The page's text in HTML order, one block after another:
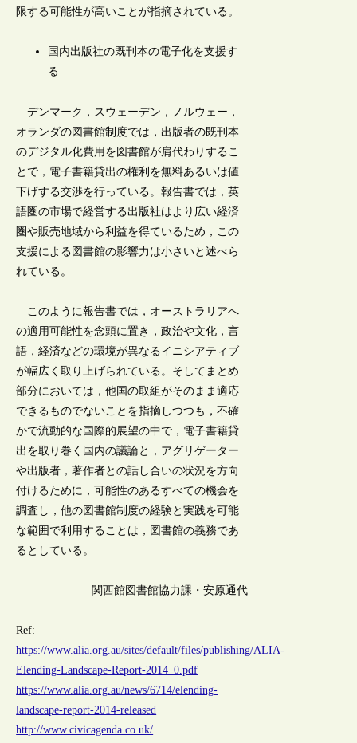
限する可能性が高いことが指摘されている。
国内出版社の既刊本の電子化を支援す
る
デンマーク，スウェーデン，ノルウェー，
オランダの図書館制度では，出版者の既刊本
のデジタル化費用を図書館が肩代わりするこ
とで，電子書籍貸出の権利を無料あるいは値
下げする交渉を行っている。報告書では，英
語圏の市場で経営する出版社はより広い経済
圏や販売地域から利益を得ているため，この
支援による図書館の影響力は小さいと述べら
れている。
このように報告書では，オーストラリアへ
の適用可能性を念頭に置き，政治や文化，言
語，経済などの環境が異なるイニシアティブ
が幅広く取り上げられている。そしてまとめ
部分においては，他国の取組がそのまま適応
できるものでないことを指摘しつつも，不確
かで流動的な国際的展望の中で，電子書籍貸
出を取り巻く国内の議論と，アグリゲーター
や出版者，著作者との話し合いの状況を方向
付けるために，可能性のあるすべての機会を
調査し，他の図書館制度の経験と実践を可能
な範囲で利用することは，図書館の義務であ
るとしている。
関西館図書館協力課・安原通代
Ref:
https://www.alia.org.au/sites/default/files/publishing/ALIA-
Elending-Landscape-Report-2014_0.pdf
https://www.alia.org.au/news/6714/elending-
landscape-report-2014-released
http://www.civicagenda.co.uk/